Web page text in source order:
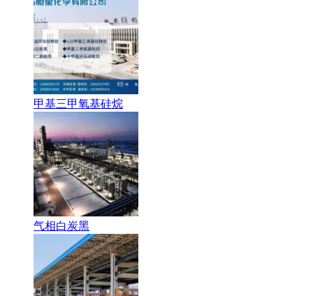
甲基三甲氧基硅烷
气相白炭黑